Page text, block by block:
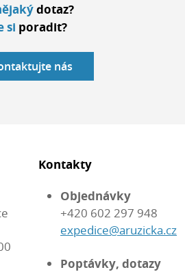
dotaz?
si poradit?
nás
Kontakty
Objednávky
+420 602 297 948
expedice@aruzicka.cz
Poptávky, dotazy